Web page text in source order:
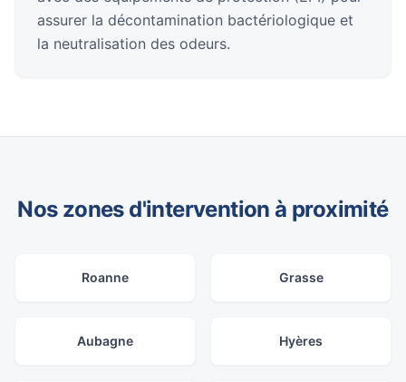
assurer la décontamination bactériologique et
la neutralisation des odeurs.
Nos zones d'intervention à proximité
Roanne Grasse
Aubagne Hyères